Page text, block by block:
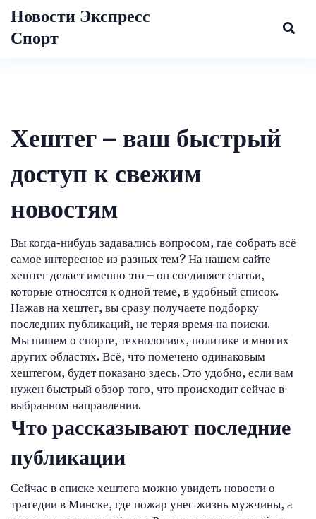
Новости Экспресс
Спорт
Хештег – ваш быстрый
доступ к свежим
новостям
Вы когда‑нибудь задавались вопросом, где собрать всё
самое интересное из разных тем? На нашем сайте
хештег делает именно это – он соединяет статьи,
которые относятся к одной теме, в удобный список.
Нажав на хештег, вы сразу получаете подборку
последних публикаций, не теряя время на поиски.
Мы пишем о спорте, технологиях, политике и многих
других областях. Всё, что помечено одинаковым
хештегом, будет показано здесь. Это удобно, если вам
нужен быстрый обзор того, что происходит сейчас в
выбранном направлении.
Что рассказывают последние
публикации
Сейчас в списке хештега можно увидеть новости о
трагедии в Минске, где пожар унес жизнь мужчины, а